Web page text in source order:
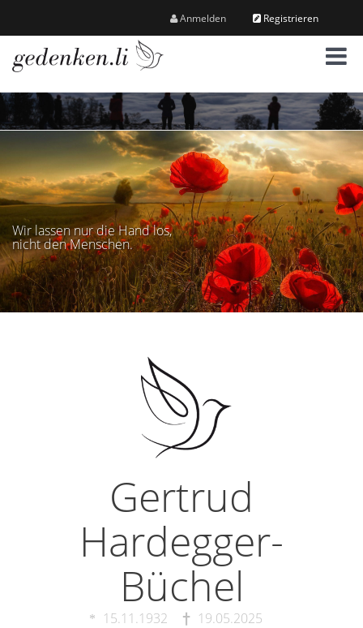
Anmelden Registrieren
M
e
n
ü
Wir lassen nur die Hand los,
nicht den Menschen.
Gertrud
Hardegger-
Büchel
15.11.1932
19.05.2025